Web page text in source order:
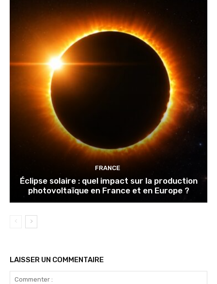
FRANCE
Éclipse solaire : quel impact sur la production
photovoltaïque en France et en Europe ?
LAISSER UN COMMENTAIRE